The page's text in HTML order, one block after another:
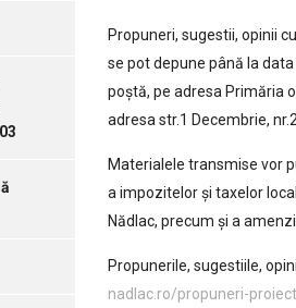
Propuneri, sugestii, opinii
se pot depune până la
poștă, pe adresa Primăria
adresa str.1 Decembrie,
Materialele transmise vor
a impozitelor şi taxelor
Nădlac, precum şi a
Propunerile, sugestiile,
nadlac.ro/propuneri-